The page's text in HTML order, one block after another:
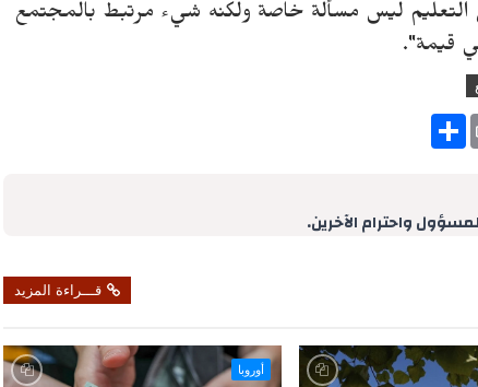
التعليم ليس مسألة خاصة ولكنه شيء مرتبط بالمجتمع
قيمة".
S
واحترام الآخرين.
قـــراءة المزيد
أوروبا